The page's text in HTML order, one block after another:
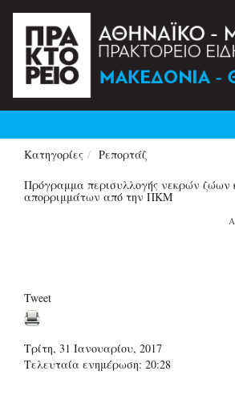
Κατηγορίες
Ρεπορτάζ
Πρόγραμμα περισυλλογής νεκρών ζώων
απορριμμάτων από την ΠΚΜ
Tweet
Τρίτη, 31 Ιανουαρίου, 2017
Τελευταία ενημέρωση: 20:28